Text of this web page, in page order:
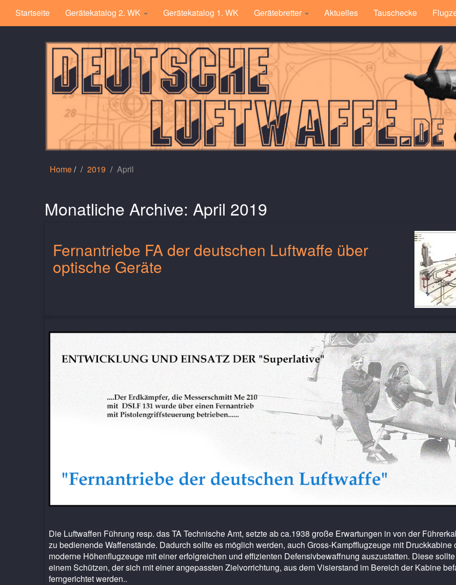
Startseite Gerätekatalog 2. WK Gerätekatalog 1. WK Gerätebretter Aktuelles Tauschecke
Home/ 2019 April
Monatliche Archive: April 2019
Fernantriebe FA der deutschen Luftwaffe über
optische Geräte
Die Luftwaffen Führung resp. das TA Technische Amt, setzte ab ca.1938 große Erwartungen in von der
zu bedienende Waffenstände. Dadurch sollte es möglich werden, auch Gross-Kampfflugzeuge mit Druckkabine
moderne Höhenflugzeuge mit einer erfolgreichen und effizienten Defensivbewaffnung auszustatten. Diese
einem Schützen, der sich mit einer angepassten Zielvorrichtung, aus dem Visierstand im Bereich der Kabine
ferngerichtet werden..